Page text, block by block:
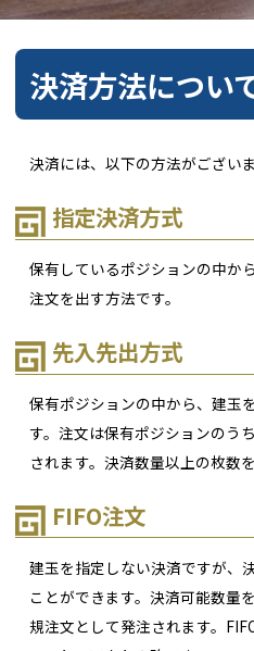
決済方法につい
決済には、以下の方法がございま
指定決済方式
保有しているポジションの中か
注文を出す方法です。
先入先出方式
保有ポジションの中から、建玉
す。注文は保有ポジションのう
されます。決済数量以上の枚数
FIFO注文
建玉を指定しない決済ですが、
ことができます。決済可能数量
規注文として発注されます。